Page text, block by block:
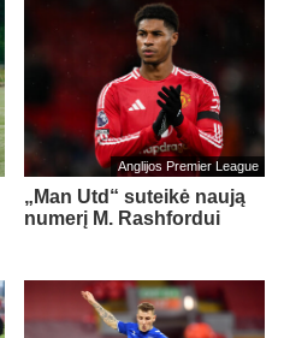
Anglijos Premier League
„Man Utd“ suteikė naują
numerį M. Rashfordui